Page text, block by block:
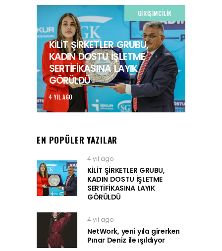
GIRIŞIMCILIK
KİLİT ŞİRKETLER GRUBU,
KADIN DOSTU İŞLETME
SERTİFİKASINA LAYIK
GÖRÜLDÜ
4 YIL AGO
EN POPÜLER YAZILAR
4 yıl ago
KİLİT ŞİRKETLER GRUBU,
KADIN DOSTU İŞLETME
SERTİFİKASINA LAYIK
GÖRÜLDÜ
4 yıl ago
NetWork, yeni yıla girerken
Pınar Deniz ile ışıldıyor